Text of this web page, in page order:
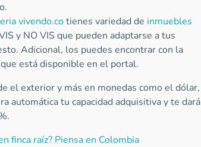
vivendo.cotienes variedad de inmuebles
y NO VIS que pueden adaptarse a tus
Adicional, los puedes encontrar con la
está disponible en el portal.
el exterior y más en monedas como el dólar,
automática tu capacidad adquisitiva y te dará
finca raíz? Piensa en Colombia